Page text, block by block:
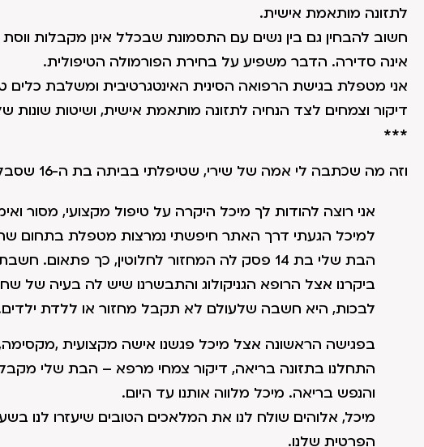
לתזונה מותאמת אישית.
חשוב להבחין גם בין נשים עם התסמונת שבכלל אינן מקבלות
אינה סדירה. הדבר משפיע על בחירת הפורמולה הטיפולית.
אני מטפלת בגישת הרפואה הסינית האינטגרטיבית ומשלבת כלים
דיקור וצמחים לצד הנחיה לתזונה מותאמת אישית, ושיטות שונות
***
וזה מה שכתבה לי אמה של שירי, שטיפלתי בביתה בת ה-16 שסבלה ממשחלות פוליציסטיות:
אני רוצה להודות לך מיכל היקרה על טיפול מקצועי, מסור
למיכל הגעתי דרך האתר חיפשתי נמרצות מטפלת בתחום
הבת שלי בת 14 פסק לה המחזור לחלוטין, כך פתאום. חשבתי שזה לחצים של מבחנים ולימודים.
ביקרנו אצל הרופא הגניקולוג והתבשרנו שיש לה בעיה של
לבכות, היא חשבה שלעולם לא תקבל מחזור או ללדת
בפגישה הראשונה אצל מיכל פגשנו אישה מקצועית ,מקסימה,
התחלנו בתזונה בריאה, דיקור צמחי מרפא – הבת שלי
והנפש בריאה. מיכל מלווה אותנו עד היום.
מיכל, אלוהים שולח לנו את המלאכים הטובים שיעזרו לנו
הפרטית שלנו.